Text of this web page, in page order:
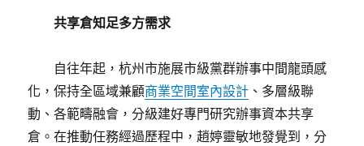
共享倉知足多方需求
自往年起，杭州市施展市級黨群辦事中間龍頭感
化，保持全區域兼顧商業空間室內設計 、多層級聯
動、各範疇融會，分級建好專門研究辦事資本共享
倉。在推動任務經過歷程中，趙婷靈敏地發覺到，分